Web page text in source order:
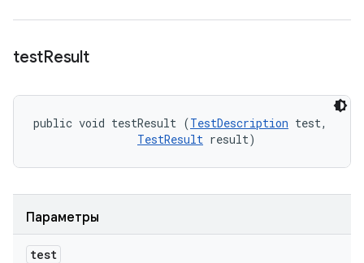
testResult
public void testResult (TestDescription test,
TestResult result)
Параметры
test